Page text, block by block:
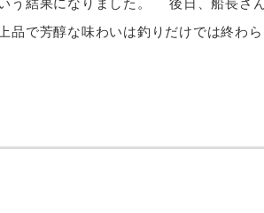
品で芳醇な味わいは釣りだけでは終わ